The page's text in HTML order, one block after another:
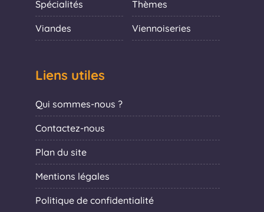
Spécialités Thèmes
Viandes Viennoiseries
Liens utiles
Qui sommes-nous ?
Contactez-nous
Plan du site
Mentions légales
Politique de confidentialité